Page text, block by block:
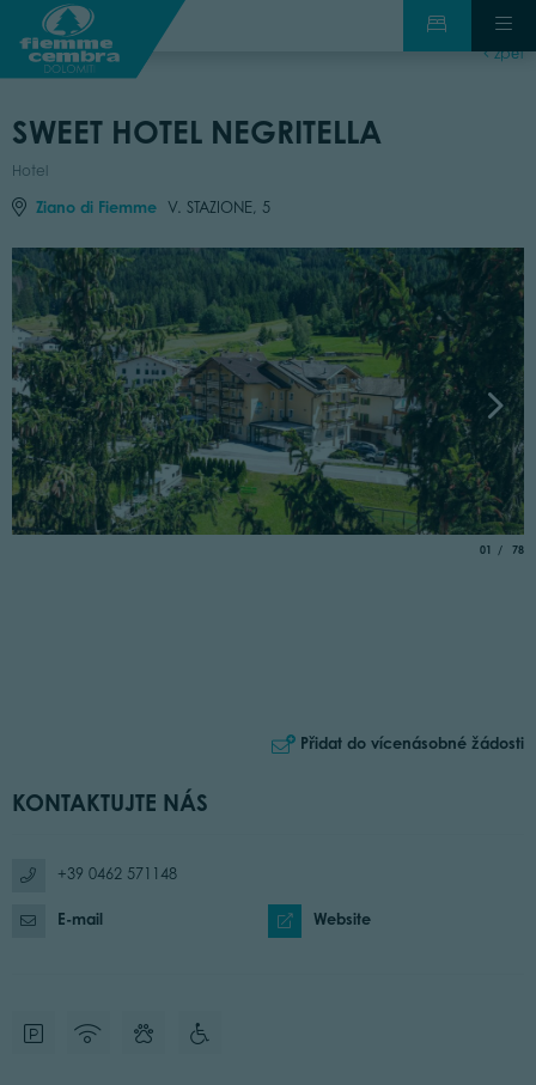
zpět
SWEET HOTEL NEGRITELLA
Hotel
Ziano di Fiemme V. STAZIONE, 5
01 of
78
Přidat do vícenásobné žádosti
KONTAKTUJTE NÁS
+39 0462 571148
E-mail Website